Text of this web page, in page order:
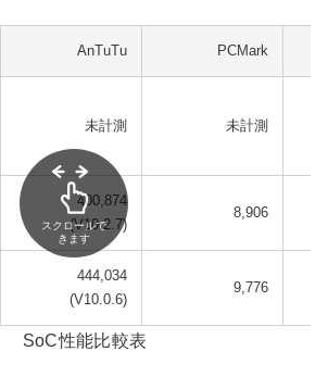
AnTuTu PCMark
未計測 未計測
400,874
(V10.2.7)
8,906
444,034
(V10.0.6)
9,776
スクロールで
きます
SoC性能比較表